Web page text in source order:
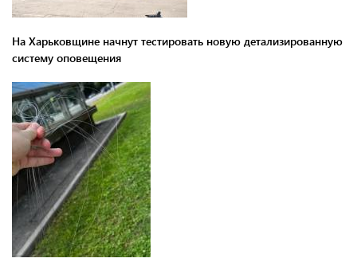
На Харьковщине начнут тестировать новую детализированную
систему оповещения